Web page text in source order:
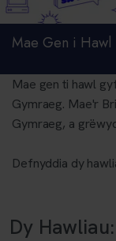
Mae Gen i Hawl
Mae gen ti hawl
Gymraeg. Mae'r
Gymraeg, a
Defnyddia dy
Dy Hawliau: